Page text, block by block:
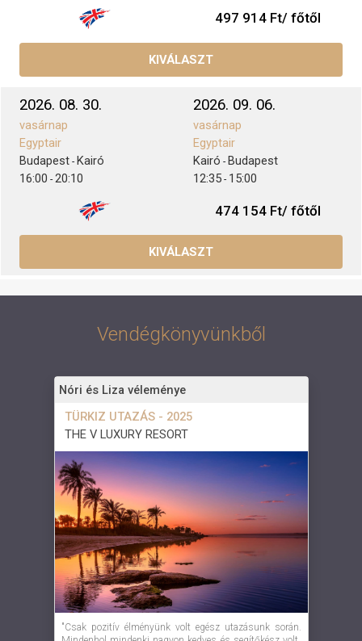
497 914 Ft/ főtől
KIVÁLASZT
2026. 08. 30.
vasárnap
Egyptair
Budapest - Kairó
16:00 - 20:10
2026. 09. 06.
vasárnap
Egyptair
Kairó - Budapest
12:35 - 15:00
474 154 Ft/ főtől
KIVÁLASZT
Vendégkönyvünkből
Nóri és Liza véleménye
TÜRKIZ UTAZÁS - 2025
THE V LUXURY RESORT
"Csak pozitív élményünk volt egész utazásunk során.